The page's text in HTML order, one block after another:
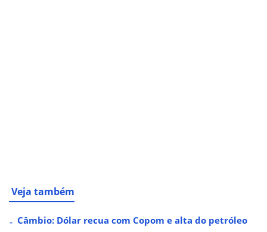
Veja também
Câmbio: Dólar recua com Copom e alta do petróleo